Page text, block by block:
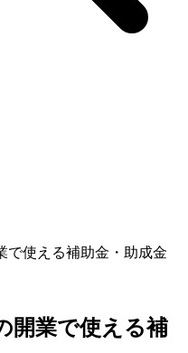
で使える補助金・助成金
開業で使える補